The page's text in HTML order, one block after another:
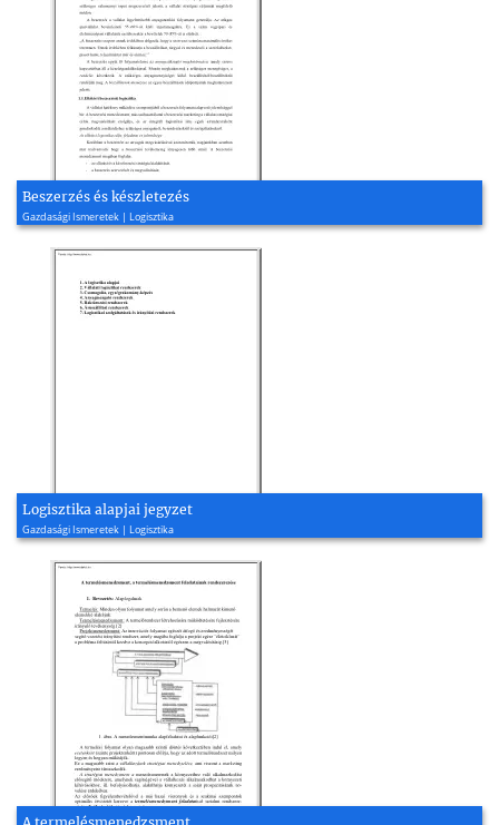
Beszerzés és készletezés
Gazdasági Ismeretek | Logisztika
Logisztika alapjai jegyzet
Gazdasági Ismeretek | Logisztika